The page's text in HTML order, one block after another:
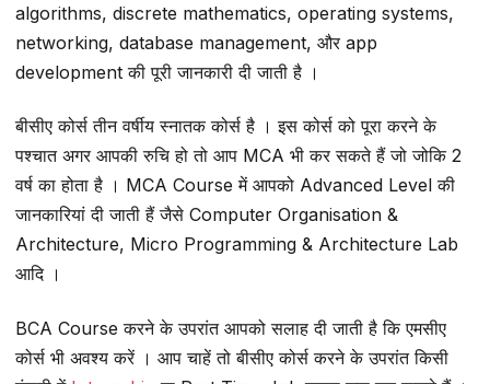
algorithms, discrete mathematics, operating systems,
networking, database management, और app
development की पूरी जानकारी दी जाती है ।
बीसीए कोर्स तीन वर्षीय स्नातक कोर्स है । इस कोर्स को पूरा करने के
पश्चात अगर आपकी रुचि हो तो आप MCA भी कर सकते हैं जो जोकि 2
वर्ष का होता है । MCA Course में आपको Advanced Level की
जानकारियां दी जाती हैं जैसे Computer Organisation &
Architecture, Micro Programming & Architecture Lab
आदि ।
BCA Course करने के उपरांत आपको सलाह दी जाती है कि एमसीए
कोर्स भी अवश्य करें । आप चाहें तो बीसीए कोर्स करने के उपरांत किसी